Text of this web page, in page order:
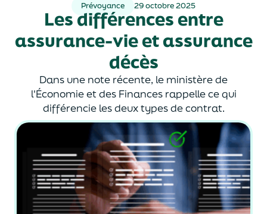
Prévoyance 29 octobre 2025
Les différences entre
assurance-vie et assurance
décès
Dans une note récente, le ministère de
l'Économie et des Finances rappelle ce qui
différencie les deux types de contrat.